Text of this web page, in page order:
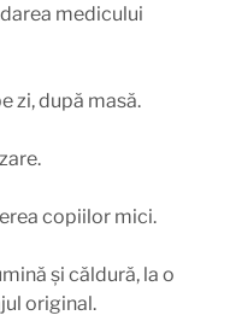
medicului
zi, după masă.
copiilor mici.
şi căldură, la o
original.